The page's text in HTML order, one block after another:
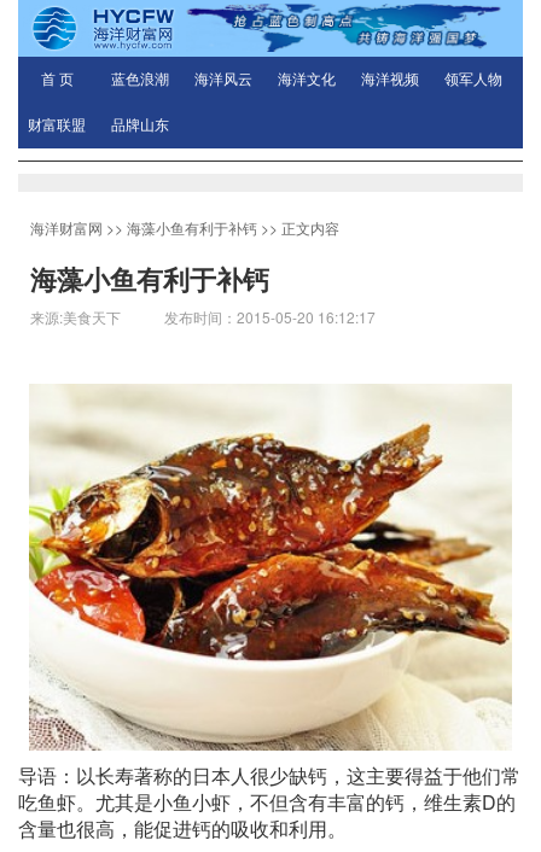
首 页 蓝色浪潮 海洋风云 海洋文化 海洋视频 领军人物
财富联盟 品牌山东
海洋财富网 >> 海藻小鱼有利于补钙 >> 正文内容
海藻小鱼有利于补钙
来源:美食天下 发布时间：2015-05-20 16:12:17
导语：以长寿著称的日本人很少缺钙，这主要得益于他们常
吃鱼虾。尤其是小鱼小虾，不但含有丰富的钙，维生素D的
含量也很高，能促进钙的吸收和利用。